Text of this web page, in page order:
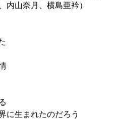
内山奈月、横島亜衿）
に生まれたのだろう